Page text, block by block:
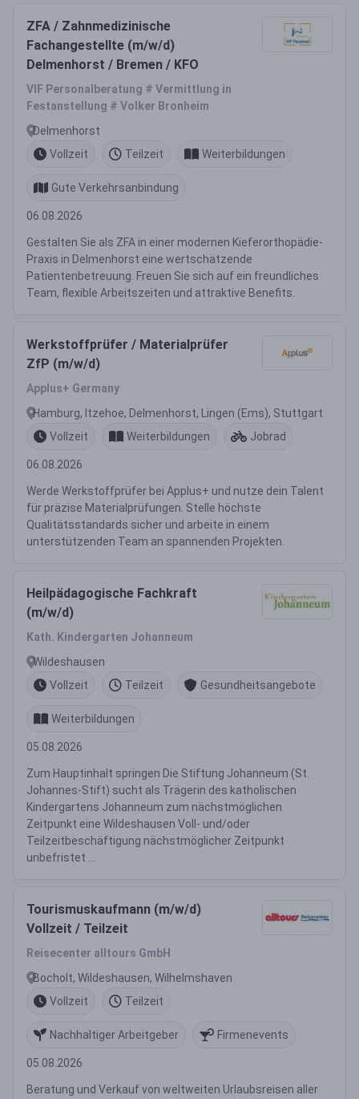
ZFA / Zahnmedizinische
Fachangestellte (m/w/d)
Delmenhorst / Bremen / KFO
VIF Personalberatung # Vermittlung in
Festanstellung # Volker Bronheim
Delmenhorst
Vollzeit
Teilzeit Weiterbildungen
Gute Verkehrsanbindung
06.08.2026
Gestalten Sie als ZFA in einer modernen Kieferorthopädie-
Praxis in Delmenhorst eine wertschätzende
Patientenbetreuung. Freuen Sie sich auf ein freundliches
Team, flexible Arbeitszeiten und attraktive Benefits.
Werkstoffprüfer / Materialprüfer
ZfP (m/w/d)
Applus+ Germany
Hamburg, Itzehoe, Delmenhorst, Lingen (Ems), Stuttgart
Vollzeit
Weiterbildungen Jobrad
06.08.2026
Werde Werkstoffprüfer bei Applus+ und nutze dein Talent
für präzise Materialprüfungen. Stelle höchste
Qualitätsstandards sicher und arbeite in einem
unterstützenden Team an spannenden Projekten.
Heilpädagogische Fachkraft
(m/w/d)
Kath. Kindergarten Johanneum
Wildeshausen
Vollzeit
Teilzeit Gesundheitsangebote
Weiterbildungen
05.08.2026
Zum Hauptinhalt springen Die Stiftung Johanneum (St.
Johannes-Stift) sucht als Trägerin des katholischen
Kindergartens Johanneum zum nächstmöglichen
Zeitpunkt eine Wildeshausen Voll- und/oder
Teilzeitbeschäftigung nächstmöglicher Zeitpunkt
unbefristet ...
Tourismuskaufmann (m/w/d)
Vollzeit / Teilzeit
Reisecenter alltours GmbH
Bocholt, Wildeshausen, Wilhelmshaven
Vollzeit
Teilzeit
Nachhaltiger Arbeitgeber Firmenevents
05.08.2026
Beratung und Verkauf von weltweiten Urlaubsreisen aller